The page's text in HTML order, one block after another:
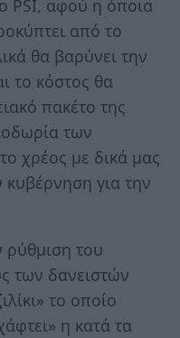
PSI, αφού η όποια
από το
θα βαρύνει την
το κόστος θα
πακέτο της
των
χρέος με δικά μας
για την
ρύθμιση του
των δανειστών
το οποίο
η κατά τα